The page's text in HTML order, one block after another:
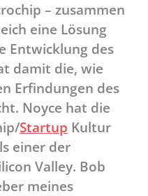
– zusammen
eine Lösung
Entwicklung des
damit die, wie
Erfindungen des
Noyce hat die
Startup Kultur
einer der
Valley. Bob
meines